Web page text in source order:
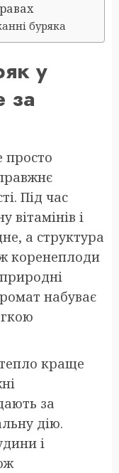
буряка
у
за
просто
Під час
вітамінів і
а структура
коренеплоди
набуває
краще
за
дію.
і